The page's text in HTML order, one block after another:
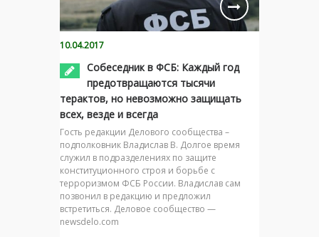
10.04.2017
Собеседник в ФСБ: Каждый год
предотвращаются тысячи
терактов, но невозможно защищать
всех, везде и всегда
Гость редакции Делового сообщества –
подполковник Владислав В. Долгое время
служил в подразделениях по защите
конституционного строя и борьбе с
терроризмом ФСБ России. Владислав сам
позвонил в редакцию и предложил
встретиться. Деловое сообщество —
newsdelo.com